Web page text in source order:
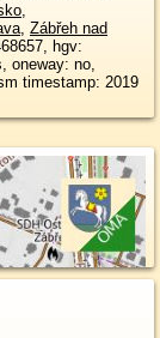
,
, Zábřeh nad
hgv:
oneway: no,
timestamp: 2019